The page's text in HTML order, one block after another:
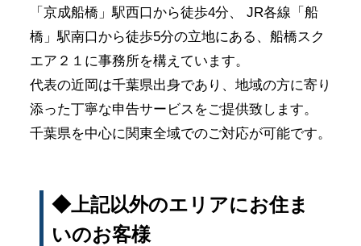
「京成船橋」駅西口から徒歩4分、 JR各線「船
橋」駅南口 から徒歩5分の立地にある、船橋スク
エア２１に事務所を構えています。
代表の近岡は千葉県出身であり、地域の方に寄り
添った丁寧な申告サービスをご提供致します。
千葉県を中心に関東全域でのご対応が可能です。
◆上記以外のエリアにお住ま
いのお客様